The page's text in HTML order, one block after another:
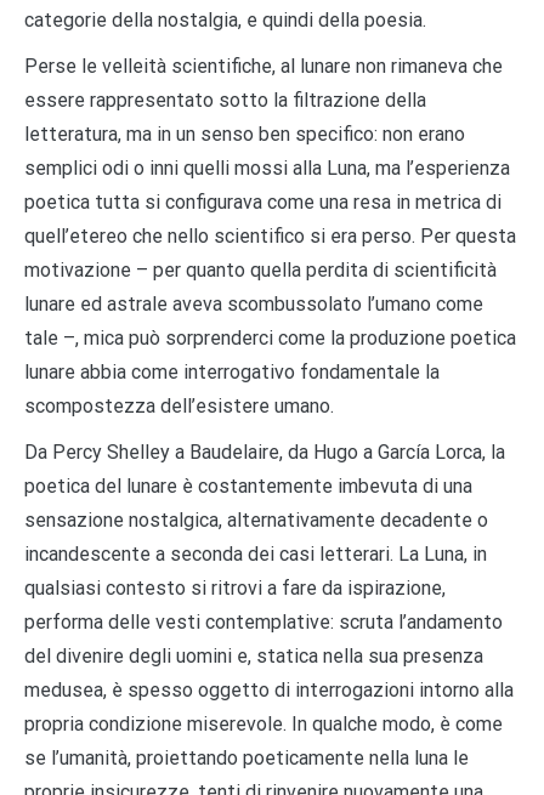
categorie della nostalgia, e quindi della poesia.
Perse le velleità scientifiche, al lunare non rimaneva che
essere rappresentato sotto la filtrazione della
letteratura, ma in un senso ben specifico: non erano
semplici odi o inni quelli mossi alla Luna, ma l’esperienza
poetica tutta si configurava come una resa in metrica di
quell’etereo che nello scientifico si era perso. Per questa
motivazione – per quanto quella perdita di scientificità
lunare ed astrale aveva scombussolato l’umano come
tale –, mica può sorprenderci come la produzione poetica
lunare abbia come interrogativo fondamentale la
scompostezza dell’esistere umano.
Da Percy Shelley a Baudelaire, da Hugo a García Lorca, la
poetica del lunare è costantemente imbevuta di una
sensazione nostalgica, alternativamente decadente o
incandescente a seconda dei casi letterari. La Luna, in
qualsiasi contesto si ritrovi a fare da ispirazione,
performa delle vesti contemplative: scruta l’andamento
del divenire degli uomini e, statica nella sua presenza
medusea, è spesso oggetto di interrogazioni intorno alla
propria condizione miserevole. In qualche modo, è come
se l’umanità, proiettando poeticamente nella luna le